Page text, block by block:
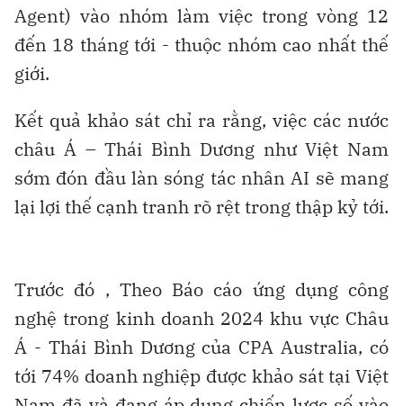
Agent) vào nhóm làm việc trong vòng 12
đến 18 tháng tới - thuộc nhóm cao nhất thế
giới.
Kết quả khảo sát chỉ ra rằng, việc các nước
châu Á – Thái Bình Dương như Việt Nam
sớm đón đầu làn sóng tác nhân AI sẽ mang
lại lợi thế cạnh tranh rõ rệt trong thập kỷ tới.
Trước đó , Theo Báo cáo ứng dụng công
nghệ trong kinh doanh 2024 khu vực Châu
Á - Thái Bình Dương của CPA Australia, có
tới 74% doanh nghiệp được khảo sát tại Việt